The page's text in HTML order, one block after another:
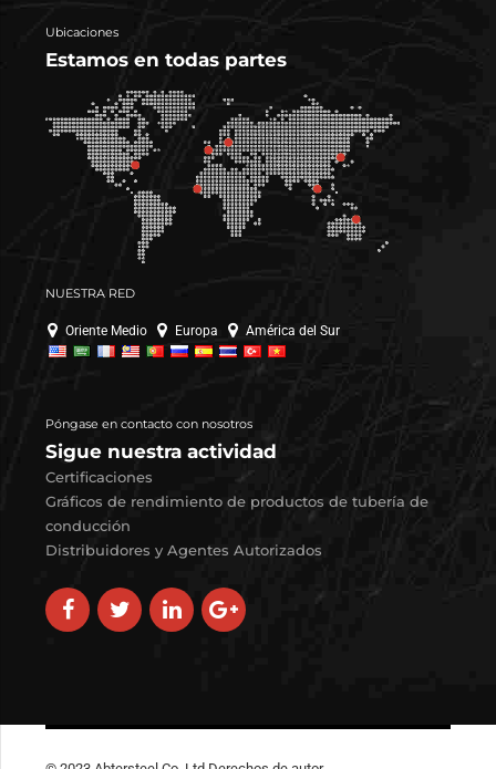
Ubicaciones
Estamos en todas partes
NUESTRA RED
Oriente Medio Europa América del Sur
Póngase en contacto con nosotros
Sigue nuestra actividad
Certificaciones
Gráficos de rendimiento de productos de tubería de
conducción
Distribuidores y Agentes Autorizados